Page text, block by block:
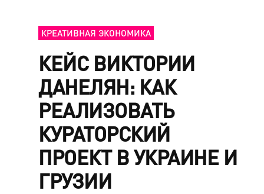
КРЕАТИВНАЯ ЭКОНОМИКА
КЕЙС ВИКТОРИИ
ДАНЕЛЯН: КАК
РЕАЛИЗОВАТЬ
КУРАТОРСКИЙ
ПРОЕКТ В УКРАИНЕ И
ГРУЗИИ